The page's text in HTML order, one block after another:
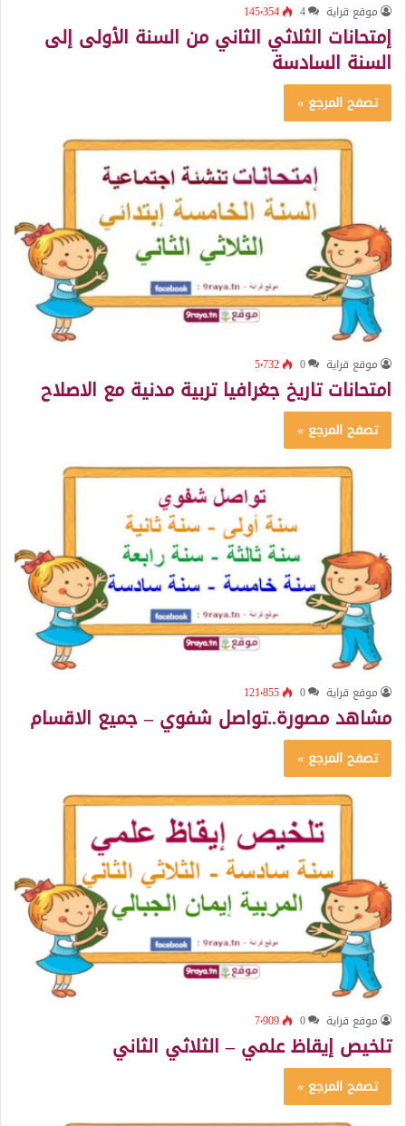
موقع قراية 4 145٬354
إمتحانات الثلاثي الثاني من السنة الأولى إلى
السنة السادسة
تصفح المرجع »
موقع قراية 0 5٬732
امتحانات تاريخ جغرافيا تربية مدنية مع الاصلاح
تصفح المرجع »
موقع قراية 0 121٬855
مشاهد مصورة..تواصل شفوي – جميع الاقسام
تصفح المرجع »
موقع قراية 0 7٬909
تلخيص إيقاظ علمي – الثلاثي الثاني
تصفح المرجع »